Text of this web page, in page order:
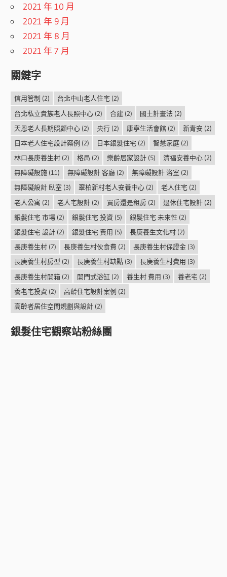
2021 年 10 月
2021 年 9 月
2021 年 8 月
2021 年 7 月
關鍵字
信用管制 (2) 台北中山老人住宅 (2)
台北私立貴族老人長照中心(2) 合建(2) 國土計畫法(2)
天恩老人長期照顧中心(2) 央行(2) 康寧生活會館(2) 新青安 (2)
日本老人住宅設計案例 (2) 日本銀髮住宅 (2) 智慧家庭(2)
林口長庚養生村(2) 格局 (2) 樂齡居家設計(5) 清福安養中心(2)
無障礙設施(11) 無障礙設計 客廳(2) 無障礙設計 浴室 (2)
無障礙設計 臥室 (3) 翠柏新村老人安養中心(2) 老人住宅 (2)
老人公寓 (2) 老人宅設計(2) 買房還是租房(2) 退休住宅設計(2)
銀髮住宅 市場(2) 銀髮住宅 投資(5) 銀髮住宅 未來性 (2)
銀髮住宅 設計(2) 銀髮住宅 費用 (5) 長庚養生文化村(2)
長庚養生村(7) 長庚養生村伙食費 (2) 長庚養生村保證金(3)
長庚養生村房型 (2) 長庚養生村缺點(3) 長庚養生村費用 (3)
長庚養生村開箱(2) 開門式浴缸(2) 養生村 費用 (3) 養老宅 (2)
養老宅投資(2) 高齡住宅設計案例 (2)
高齡者居住空間規劃與設計(2)
銀髮住宅觀察站粉絲團